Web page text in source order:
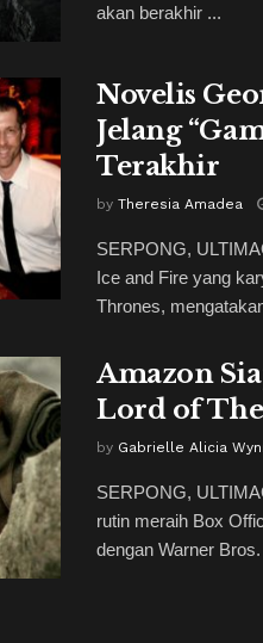
akan berakhir ...
Novelis
Jelang
Terakhir
by Theresia Amadea
SERPONG,
Ice and Fire yang
Thrones,
Amazon
Lord of The
by Gabrielle Alicia
SERPONG,
rutin meraih Box
dengan Warner